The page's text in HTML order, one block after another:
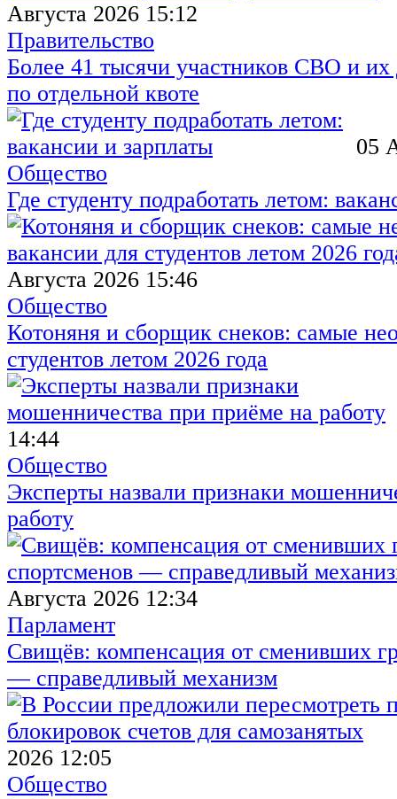
Августа 2026 15:12
Правительство
Более 41 тысячи участников СВО и их
по отдельной квоте
05
Общество
Где студенту подработать летом:
Августа 2026 15:46
Общество
Котоняня и сборщик снеков: самые
студентов летом 2026 года
14:44
Общество
Эксперты назвали признаки
работу
Августа 2026 12:34
Парламент
Свищёв: компенсация от сменивших
— справедливый механизм
2026 12:05
Общество